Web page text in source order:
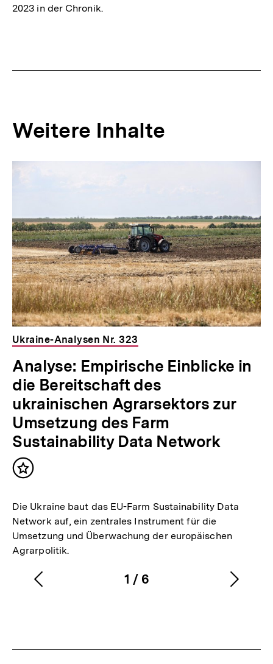
2023 in der Chronik.
Weitere Inhalte
Inhaltskarousell
Inhaltskarussell
Ukraine-Analysen Nr. 323
Analyse: Empirische Einblicke in
die Bereitschaft des
ukrainischen Agrarsektors zur
Umsetzung des Farm
Sustainability Data Network
Inhalt
Die Ukraine baut das EU-Farm Sustainability Data
Network auf, ein zentrales Instrument für die
Umsetzung und Überwachung der europäischen
Agrarpolitik.
Karussellinhalt
1
von
/ 6
Vorherigen